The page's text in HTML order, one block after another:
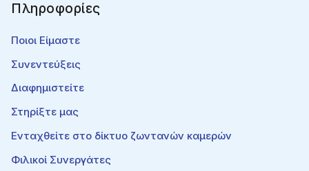
Πληροφορίες
Ποιοι Είμαστε
Συνεντεύξεις
Διαφημιστείτε
Στηρίξτε μας
Ενταχθείτε στο δίκτυο ζωντανών καμερών
Φιλικοί Συνεργάτες